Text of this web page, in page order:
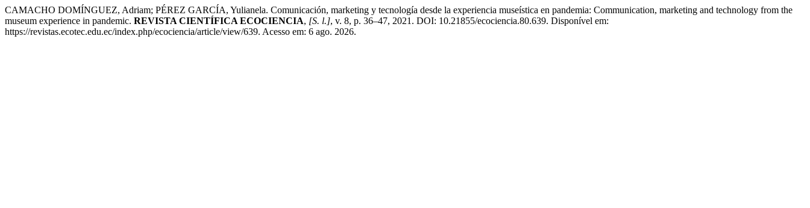
CAMACHO DOMÍNGUEZ, Adriam; PÉREZ GARCÍA, Yulianela. Comunicación, marketing y tecnología desde la experiencia museística en pandemia: Communication, marketing and technology from the
museum experience in pandemic. REVISTA CIENTÍFICA ECOCIENCIA, [S. l.], v. 8, p. 36–47, 2021. DOI: 10.21855/ecociencia.80.639. Disponível em:
https://revistas.ecotec.edu.ec/index.php/ecociencia/article/view/639. Acesso em: 6 ago. 2026.